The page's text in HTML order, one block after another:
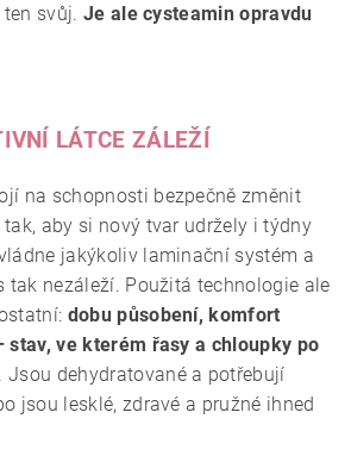
svůj. Je ale cysteamin opravdu
LÁTCE ZÁLEŽÍ
na schopnosti bezpečně změnit
aby si nový tvar udržely i týdny
jakýkoliv laminační systém a
tak nezáleží. Použitá technologie ale
dobu působení, komfort
stav, ve kterém řasy a chloupky po
. Jsou dehydratované a potřebují
jsou lesklé, zdravé a pružné ihned